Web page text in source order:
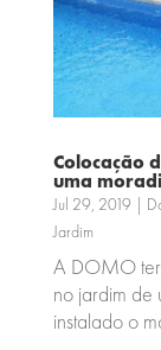
Colocação
uma
Jul 29, 2019 |
Jardim
A DOMO
no jardim de
instalado o